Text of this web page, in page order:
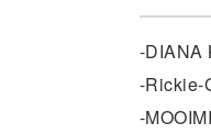
-DIANA
-Rickie-
-